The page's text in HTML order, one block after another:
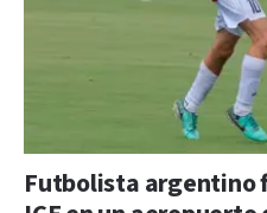
Futbolista argentino